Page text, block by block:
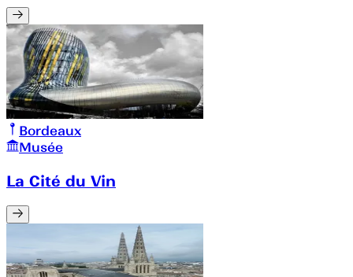
Bordeaux
Musée
La Cité du Vin